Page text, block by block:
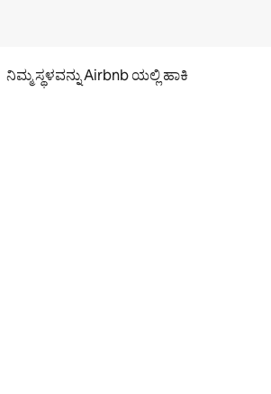
ನಿಮ್ಮ ಸ್ಥಳವನ್ನು Airbnb ಯಲ್ಲಿ ಹಾಕಿ